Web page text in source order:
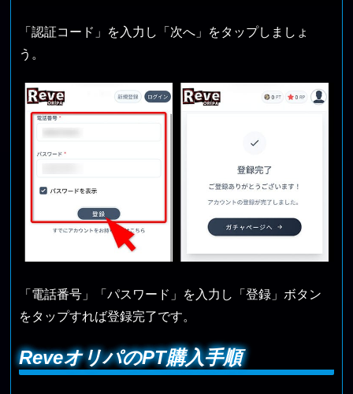
「認証コード」を入力し「次へ」をタップしましょ
う。
「電話番号」「パスワード」を入力し「登録」ボタン
をタップすれば登録完了です。
ReveオリパのPT購入手順